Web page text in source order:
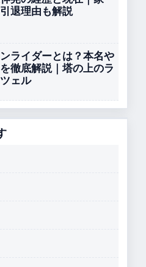
退理由も解説
ライダーとは？本名や
徹底解説｜塔の上のラ
ェル